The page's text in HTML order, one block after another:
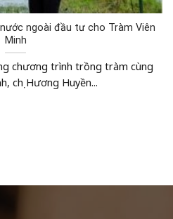
ngoài đầu tư cho Tràm Viên
Minh
chương trình trồng tràm cùng
chị Hương Huyền...